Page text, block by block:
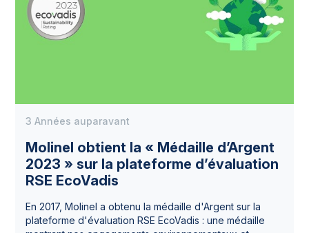
Molinel obtient la « Médaille d’Argent
2023 » sur la plateforme d’évaluation
RSE EcoVadis
3 Années auparavant
En 2017, Molinel a obtenu la médaille d'Argent sur la
plateforme d'évaluation RSE EcoVadis : une médaille